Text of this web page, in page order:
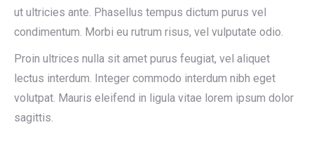
ut ultricies ante. Phasellus tempus dictum purus vel
condimentum. Morbi eu rutrum risus, vel vulputate odio.
Proin ultrices nulla sit amet purus feugiat, vel aliquet
lectus interdum. Integer commodo interdum nibh eget
volutpat. Mauris eleifend in ligula vitae lorem ipsum dolor
sagittis.